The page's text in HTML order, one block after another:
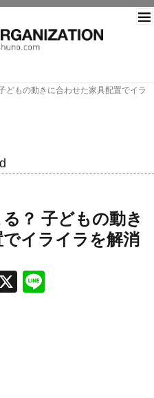
どもの動きに合わせた家具配置でイラ
？ 子どもの動き
イライラを解消
Facebook
X